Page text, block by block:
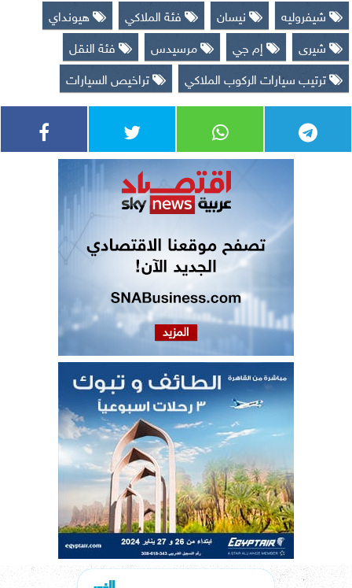
شيفروليه
نيسان فئة الملاكي
هيونداي
شيرى
إم جي مرسيدس
فئة النقل
ترتيب سيارات الركوب الملاكي
تراخيص السيارات